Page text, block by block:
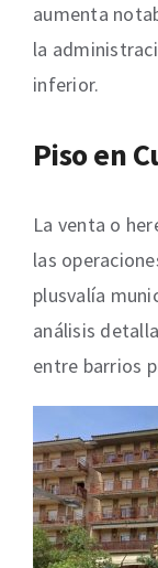
aumenta
la
inferior.
Piso en
La venta o
las
plusvalía
análisis
entre barrios